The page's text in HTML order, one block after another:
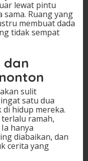
lewat pintu
Ruang yang
membuat dada
tidak sempat
dan
sulit
satu dua
hidup mereka.
ramah,
hanya
diabaikan, dan
cerita yang